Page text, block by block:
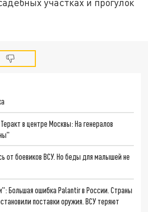
участках и прогулок
в центре Москвы: На генералов
от боевиков ВСУ. Но беды для малышей не
Большая ошибка Palantir в России. Страны
поставки оружия. ВСУ теряют